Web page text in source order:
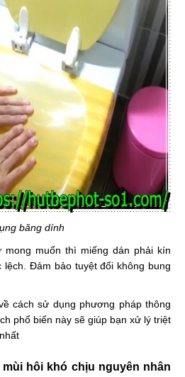
băng dính
muốn thì miếng dán phải kín
Đảm bảo tuyệt đối không bung
cách sử dụng phương pháp thông
phổ biến này sẽ giúp bạn xử lý triệt
hôi khó chịu nguyên nhân